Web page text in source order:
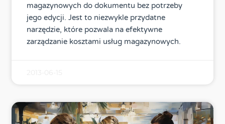
magazynowych do dokumentu bez potrzeby
jego edycji. Jest to niezwykle przydatne
narzędzie, które pozwala na efektywne
zarządzanie kosztami usług magazynowych.